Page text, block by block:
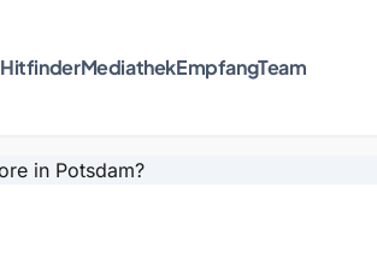
HitfinderMediathekEmpfangTeam